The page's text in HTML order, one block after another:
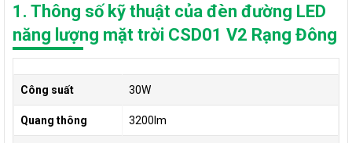
1. Thông số kỹ thuật của đèn đường LED
năng lượng mặt trời CSD01 V2 Rạng Đông
Công suất 30W
Quang thông 3200lm